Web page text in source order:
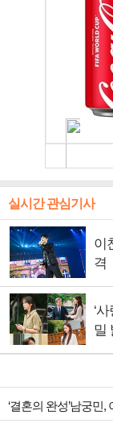
실시간 관심기사
이
격
‘
밀
‘결혼의 완성’남궁